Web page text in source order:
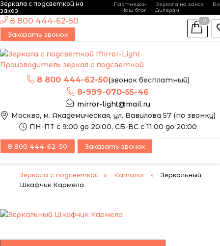
Зеркала с подсветкой на
заказ
Партнёрам Зеркала на заказ
Наш блог
Дилерам
Производитель зеркал с подсветкой
8 800 444-62-50(звонок бесплатный)
8-999-070-55-46
mirror-light@mail.ru
Москва, м. Академическая, ул. Вавилова 57 (по звонку)
ПН-ПТ с 9:00 до 20:00, СБ-ВС с 11:00 до 20:00
8 800 444-62-50
Заказать звонок
0
8 800 444-62-50 Заказать звонок
Зеркала с подсветкой Каталог
Зеркальный
Шкафчик Кармела
ЭТО ЗЕРКАЛО МЫ
МОЖЕМ ИЗГОТОВИТЬ
ПО ВАШИМ
-